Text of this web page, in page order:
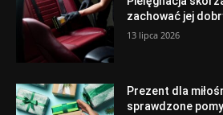
zachować jej
13 lipca 2026
Prezent dla
sprawdzone